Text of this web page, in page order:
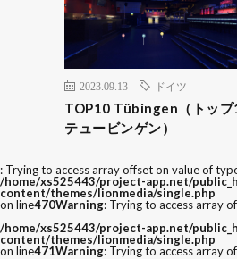
2023.09.13 ドイツ
TOP10 Tübingen（トップ
テュービンゲン）
: Trying to access array offset on value of
/home/xs525443/project-app.net/
content/themes/lionmedia/single.php
on line470Warning: Trying to access array
/home/xs525443/project-app.net/
content/themes/lionmedia/single.php
on line471Warning: Trying to access array